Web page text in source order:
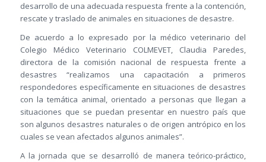
desarrollo de una adecuada respuesta frente a la contención,
rescate y traslado de animales en situaciones de desastre.
De acuerdo a lo expresado por la médico veterinario del
Colegio Médico Veterinario COLMEVET, Claudia Paredes,
directora de la comisión nacional de respuesta frente a
desastres “realizamos una capacitación a primeros
respondedores específicamente en situaciones de desastres
con la temática animal, orientado a personas que llegan a
situaciones que se puedan presentar en nuestro país que
son algunos desastres naturales o de origen antrópico en los
cuales se vean afectados algunos animales”.
A la jornada que se desarrolló de manera teórico-práctico,